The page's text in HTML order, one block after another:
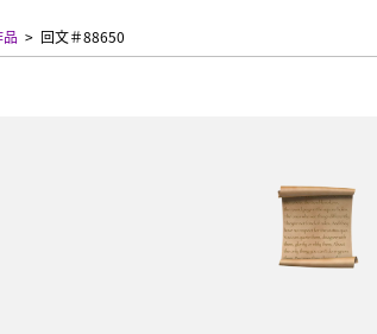
回文＃88650